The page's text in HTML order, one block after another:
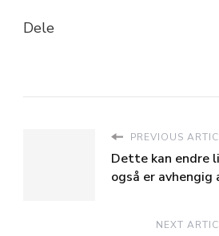
Dele
PREVIOUS
Dette kan endre
også er avhengig
NEXT